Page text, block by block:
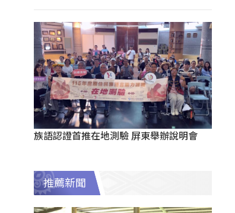
族語認證首推在地測驗 屏東舉辦說明會
推薦新聞